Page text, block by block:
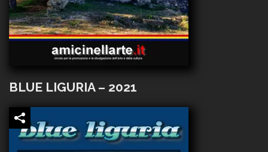
BLUE LIGURIA – 2021